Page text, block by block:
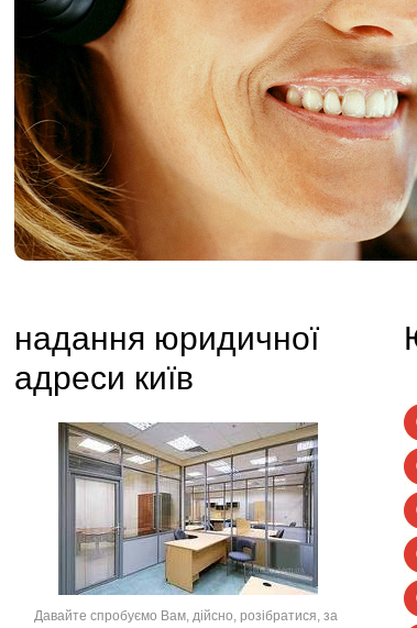
надання юридичної
адреси київ
Давайте спробуємо Вам, дійсно, розібратися, за